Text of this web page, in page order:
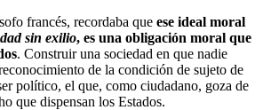
francés, recordaba que ese ideal moral
sin exilio, es una obligación moral que
. Construir una sociedad en que nadie
de la condición de sujeto de
político, el que, como ciudadano, goza de
que dispensan los Estados.